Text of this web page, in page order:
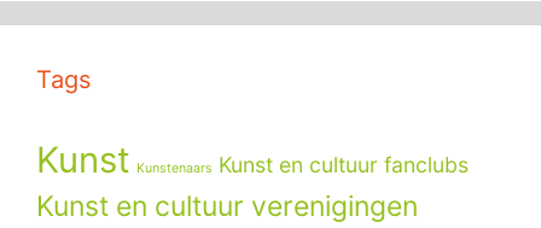
Tags
Kunst Kunstenaars Kunst en cultuur fanclubs
Kunst en cultuur verenigingen